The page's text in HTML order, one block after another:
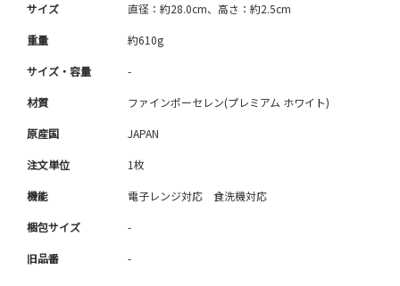
サイズ 直径：約28.0cm、高さ：約2.5cm
重量 約610g
サイズ・容量 -
材質 ファインポーセレン(プレミアム ホワイト)
原産国 JAPAN
注文単位 1枚
機能 電子レンジ対応 食洗機対応
梱包サイズ -
旧品番 -